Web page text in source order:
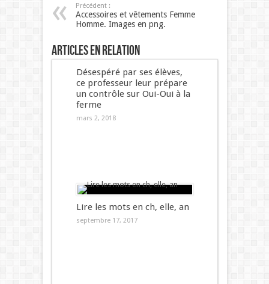
Précédent :
Accessoires et vêtements Femme
Homme. Images en png.
Articles en relation
Désespéré par ses élèves,
ce professeur leur prépare
un contrôle sur Oui-Oui à la
ferme
mars 2, 2018
Lire les mots en ch, elle, an
septembre 17, 2017